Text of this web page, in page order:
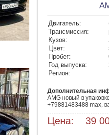
Двигатель:
Трансмиссия:
Кузов:
Цвет:
Пробег:
Год выпуска:
Регион:
Дополнительная
AMG новый в
+79881483488 max,
Цена: 39